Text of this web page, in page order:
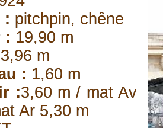
: pitchpin, chêne
: 19,90 m
3,96 m
: 1,60 m
:3,60 m / mat Av
Ar 5,30 m